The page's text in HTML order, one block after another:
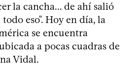
la cancha... de ahí salió
eso". Hoy en día, la
se encuentra
a pocas cuadras de
Vidal.